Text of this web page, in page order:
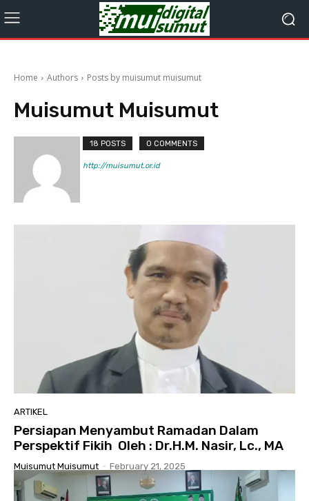
Home Authors Posts by muisumut muisumut
Muisumut Muisumut
18 POSTS 0 COMMENTS
http://muisumut.or.id
ARTIKEL
Persiapan Menyambut Ramadan Dalam
Perspektif Fikih Oleh : Dr.H.M. Nasir, Lc., MA
Muisumut Muisumut - February 21, 2025